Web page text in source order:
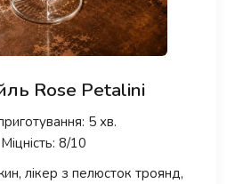
Rose Petalini
5 хв.
Міцність: 8/10
лікер з пелюсток троянд,